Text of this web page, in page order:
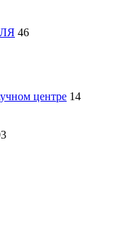
46
центре 14